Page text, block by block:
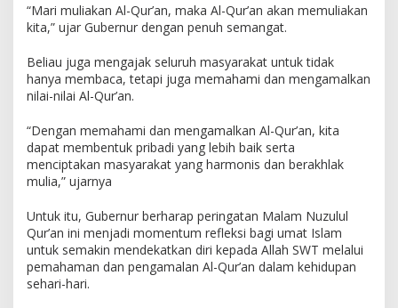
“Mari muliakan Al-Qur’an, maka Al-Qur’an akan memuliakan
kita,” ujar Gubernur dengan penuh semangat.
Beliau juga mengajak seluruh masyarakat untuk tidak
hanya membaca, tetapi juga memahami dan mengamalkan
nilai-nilai Al-Qur’an.
“Dengan memahami dan mengamalkan Al-Qur’an, kita
dapat membentuk pribadi yang lebih baik serta
menciptakan masyarakat yang harmonis dan berakhlak
mulia,” ujarnya
Untuk itu, Gubernur berharap peringatan Malam Nuzulul
Qur’an ini menjadi momentum refleksi bagi umat Islam
untuk semakin mendekatkan diri kepada Allah SWT melalui
pemahaman dan pengamalan Al-Qur’an dalam kehidupan
sehari-hari.